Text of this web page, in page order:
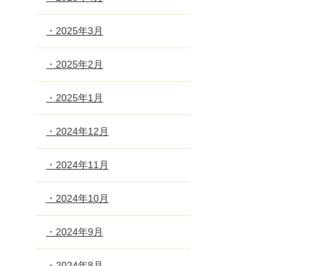
・2025年3月
・2025年2月
・2025年1月
・2024年12月
・2024年11月
・2024年10月
・2024年9月